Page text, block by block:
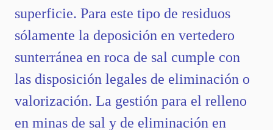
superficie. Para este tipo de residuos
sólamente la deposición en vertedero
sunterránea en roca de sal cumple con
las disposición legales de eliminación o
valorización. La gestión para el relleno
en minas de sal y de eliminación en